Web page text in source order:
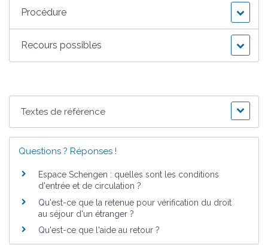
Procédure
Recours possibles
Textes de référence
Questions ? Réponses !
Espace Schengen : quelles sont les conditions
d'entrée et de circulation ?
Qu'est-ce que la retenue pour vérification du droit
au séjour d'un étranger ?
Qu'est-ce que l'aide au retour ?